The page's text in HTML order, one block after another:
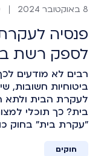
8 באוקטובר 2024
פנסיה
לספק רשת
רבים לא מודעים
ביטוחיות חשובות,
לעקרת הבית
בית? כך תוכלי
"עקרת בית" בחוק
חוקים